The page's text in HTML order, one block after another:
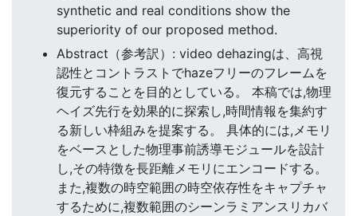
synthetic and real conditions show the
superiority of our proposed method.
Abstract（参考訳）: video dehazingは、高視
認性とコントラストでhazeフリーのフレームを
復元することを目的としている。 本稿では,物理
ヘイズ先行を効果的に探索し,時間情報を集約す
る新しい枠組みを提案する。 具体的には,メモリ
をベースとした物理事前誘導モジュールを設計
し,その特徴を長距離メモリにエンコードする。
また,複数の時空範囲の時空依存性をキャプチャ
するために,複数範囲のシーンラミアンスリカバ